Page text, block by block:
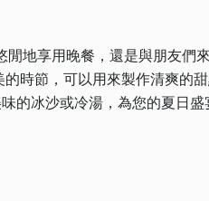
地享用晚餐，還是與朋友們
時節，可以用來製作清爽的
冰沙或冷湯，為您的夏日盛